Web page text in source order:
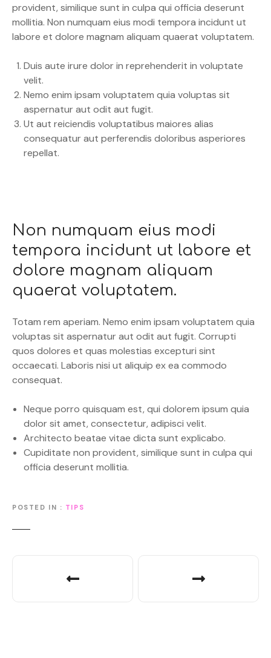
provident, similique sunt in culpa qui officia deserunt
mollitia. Non numquam eius modi tempora incidunt ut
labore et dolore magnam aliquam quaerat voluptatem.
Duis aute irure dolor in reprehenderit in voluptate
velit.
Nemo enim ipsam voluptatem quia voluptas sit
aspernatur aut odit aut fugit.
Ut aut reiciendis voluptatibus maiores alias
consequatur aut perferendis doloribus asperiores
repellat.
Non numquam eius modi
tempora incidunt ut labore et
dolore magnam aliquam
quaerat voluptatem.
Totam rem aperiam. Nemo enim ipsam voluptatem quia
voluptas sit aspernatur aut odit aut fugit. Corrupti
quos dolores et quas molestias excepturi sint
occaecati. Laboris nisi ut aliquip ex ea commodo
consequat.
Neque porro quisquam est, qui dolorem ipsum quia
dolor sit amet, consectetur, adipisci velit.
Architecto beatae vitae dicta sunt explicabo.
Cupiditate non provident, similique sunt in culpa qui
officia deserunt mollitia.
POSTED IN TIPS